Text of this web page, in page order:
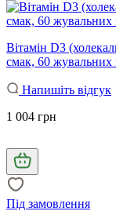
Вітамін D3
смак, 60
Напишіть відгук
1 004 грн
Під замовлення